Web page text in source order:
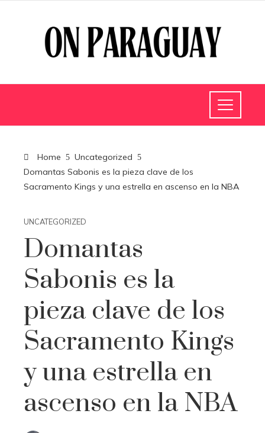
Home
Uncategorized
Domantas Sabonis es la pieza clave de los
Sacramento Kings y una estrella en ascenso en la NBA
UNCATEGORIZED
Domantas
Sabonis es la
pieza clave de los
Sacramento Kings
y una estrella en
ascenso en la NBA